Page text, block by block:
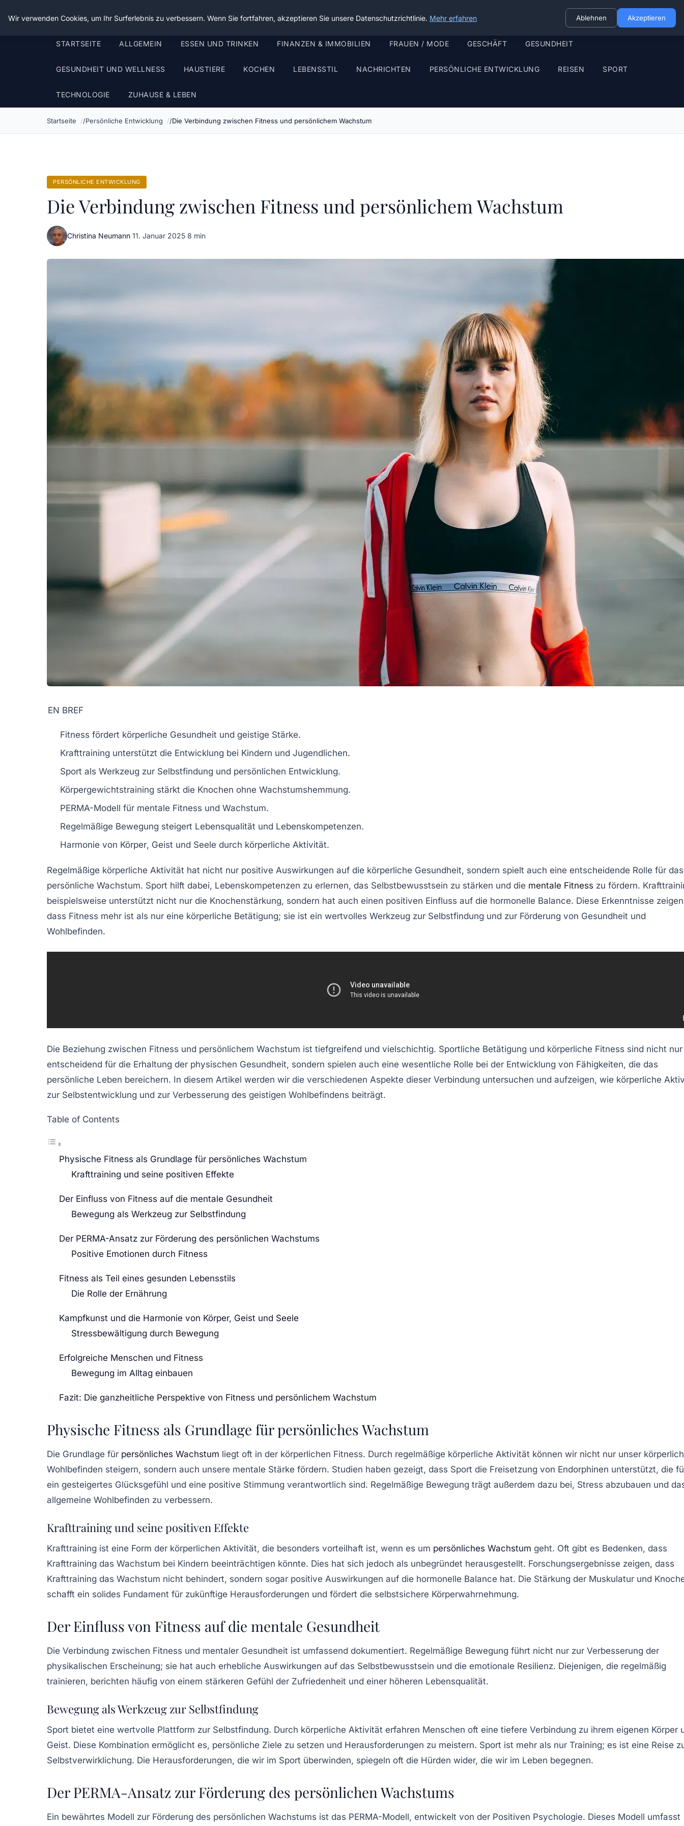
Die Schnitter
STARTSEITE ALLGEMEIN ESSEN UND TRINKEN FINANZEN & IMMOBILIEN FRAUEN / MODE GESCHÄFT GESUNDHEIT
GESUNDHEIT UND WELLNESS HAUSTIERE KOCHEN LEBENSSTIL NACHRICHTEN PERSÖNLICHE ENTWICKLUNG REISEN SPORT
TECHNOLOGIE ZUHAUSE & LEBEN
Startseite Persönliche Entwicklung Die Verbindung zwischen Fitness und persönlichem Wachstum
PERSÖNLICHE ENTWICKLUNG
Die Verbindung zwischen Fitness und persönlichem Wachstum
Christina Neumann·11. Januar 2025·8 min
EN BREF
Fitness fördert körperliche Gesundheit und geistige Stärke.
Krafttraining unterstützt die Entwicklung bei Kindern und Jugendlichen.
Sport als Werkzeug zur Selbstfindung und persönlichen Entwicklung.
Körpergewichtstraining stärkt die Knochen ohne Wachstumshemmung.
PERMA-Modell für mentale Fitness und Wachstum.
Regelmäßige Bewegung steigert Lebensqualität und Lebenskompetenzen.
Harmonie von Körper, Geist und Seele durch körperliche Aktivität.
Regelmäßige körperliche Aktivität hat nicht nur positive Auswirkungen auf die körperliche Gesundheit, sondern spielt auch eine entscheidende Rolle für das
persönliche Wachstum. Sport hilft dabei, Lebenskompetenzen zu erlernen, das Selbstbewusstsein zu stärken und die mentale Fitness zu fördern.
beispielsweise unterstützt nicht nur die Knochenstärkung, sondern hat auch einen positiven Einfluss auf die hormonelle Balance. Diese Erkenntnisse
dass Fitness mehr ist als nur eine körperliche Betätigung; sie ist ein wertvolles Werkzeug zur Selbstfindung und zur Förderung von Gesundheit und
Wohlbefinden.
Die Beziehung zwischen Fitness und persönlichem Wachstum ist tiefgreifend und vielschichtig. Sportliche Betätigung und körperliche Fitness sind nicht nur
entscheidend für die Erhaltung der physischen Gesundheit, sondern spielen auch eine wesentliche Rolle bei der Entwicklung von Fähigkeiten, die das
persönliche Leben bereichern. In diesem Artikel werden wir die verschiedenen Aspekte dieser Verbindung untersuchen und aufzeigen, wie körperliche
zur Selbstentwicklung und zur Verbesserung des geistigen Wohlbefindens beiträgt.
Table of Contents
Physische Fitness als Grundlage für persönliches Wachstum
Krafttraining und seine positiven Effekte
Der Einfluss von Fitness auf die mentale Gesundheit
Bewegung als Werkzeug zur Selbstfindung
Der PERMA-Ansatz zur Förderung des persönlichen Wachstums
Positive Emotionen durch Fitness
Fitness als Teil eines gesunden Lebensstils
Die Rolle der Ernährung
Kampfkunst und die Harmonie von Körper, Geist und Seele
Stressbewältigung durch Bewegung
Erfolgreiche Menschen und Fitness
Bewegung im Alltag einbauen
Fazit: Die ganzheitliche Perspektive von Fitness und persönlichem Wachstum
Physische Fitness als Grundlage für persönliches Wachstum
Die Grundlage für persönliches Wachstum liegt oft in der körperlichen Fitness. Durch regelmäßige körperliche Aktivität können wir nicht nur unser
Wohlbefinden steigern, sondern auch unsere mentale Stärke fördern. Studien haben gezeigt, dass Sport die Freisetzung von Endorphinen unterstützt, die
ein gesteigertes Glücksgefühl und eine positive Stimmung verantwortlich sind. Regelmäßige Bewegung trägt außerdem dazu bei, Stress abzubauen und
allgemeine Wohlbefinden zu verbessern.
Krafttraining und seine positiven Effekte
Krafttraining ist eine Form der körperlichen Aktivität, die besonders vorteilhaft ist, wenn es um persönliches Wachstum geht. Oft gibt es Bedenken, dass
Krafttraining das Wachstum bei Kindern beeinträchtigen könnte. Dies hat sich jedoch als unbegründet herausgestellt. Forschungsergebnisse zeigen, dass
Krafttraining das Wachstum nicht behindert, sondern sogar positive Auswirkungen auf die hormonelle Balance hat. Die Stärkung der Muskulatur und
schafft ein solides Fundament für zukünftige Herausforderungen und fördert die selbstsichere Körperwahrnehmung.
Der Einfluss von Fitness auf die mentale Gesundheit
Die Verbindung zwischen Fitness und mentaler Gesundheit ist umfassend dokumentiert. Regelmäßige Bewegung führt nicht nur zur Verbesserung der
physikalischen Erscheinung; sie hat auch erhebliche Auswirkungen auf das Selbstbewusstsein und die emotionale Resilienz. Diejenigen, die regelmäßig
trainieren, berichten häufig von einem stärkeren Gefühl der Zufriedenheit und einer höheren Lebensqualität.
Bewegung als Werkzeug zur Selbstfindung
Sport bietet eine wertvolle Plattform zur Selbstfindung. Durch körperliche Aktivität erfahren Menschen oft eine tiefere Verbindung zu ihrem eigenen Körper
Geist. Diese Kombination ermöglicht es, persönliche Ziele zu setzen und Herausforderungen zu meistern. Sport ist mehr als nur Training; es ist eine Reise
Selbstverwirklichung. Die Herausforderungen, die wir im Sport überwinden, spiegeln oft die Hürden wider, die wir im Leben begegnen.
Der PERMA-Ansatz zur Förderung des persönlichen Wachstums
Ein bewährtes Modell zur Förderung des persönlichen Wachstums ist das PERMA-Modell, entwickelt von der Positiven Psychologie. Dieses Modell umfasst
Wir verwenden Cookies, um Ihr Surferlebnis zu verbessern. Wenn Sie fortfahren, akzeptieren Sie unsere Datenschutzrichtlinie. Mehr erfahren Ablehnen Akzeptieren